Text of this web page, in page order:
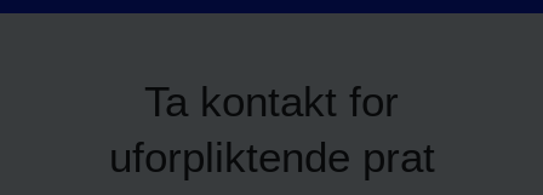
Ta kontakt for
uforpliktende prat